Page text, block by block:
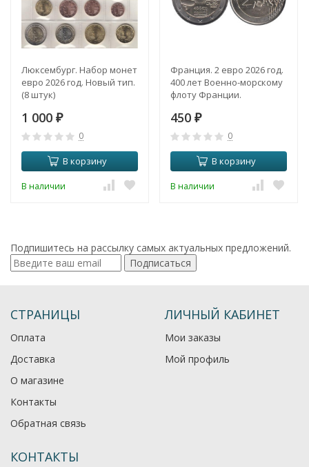
Люксембург. Набор монет
евро 2026 год. Новый тип.
(8 штук)
1 000 ₽
0
В корзину
В наличии
Франция. 2 евро 2026 год.
400 лет Военно-морскому
флоту Франции.
450 ₽
0
В корзину
В наличии
Подпишитесь на рассылку самых актуальных предложений.
Подписаться
СТРАНИЦЫ
Оплата
Доставка
О магазине
Контакты
Обратная связь
ЛИЧНЫЙ КАБИНЕТ
Мои заказы
Мой профиль
КОНТАКТЫ